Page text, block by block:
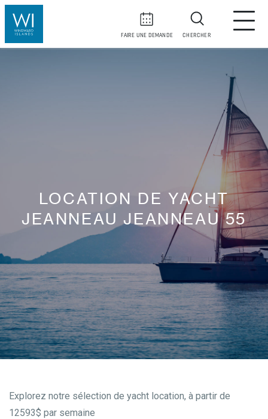
FAIRE UNE DEMANDE CHERCHER
LOCATION DE YACHT
JEANNEAU JEANNEAU 55
Explorez notre sélection de yacht location, à partir de
12593$ par semaine